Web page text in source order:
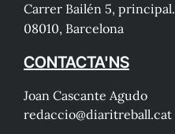
Carrer Bailén 5, principal.
08010, Barcelona
CONTACTA'NS
Joan Cascante Agudo
redaccio@diaritreball.cat